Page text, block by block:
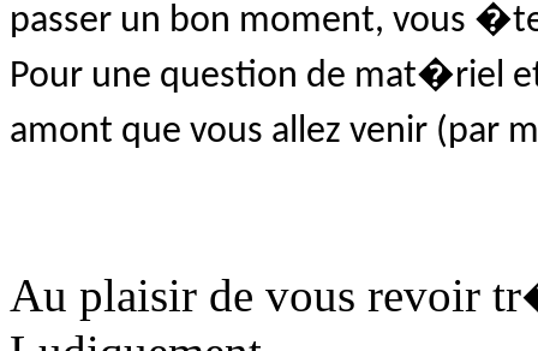
passer un bon moment, vous
Pour une question de mat�riel
amont que vous allez venir (par
Au plaisir de vous revoir